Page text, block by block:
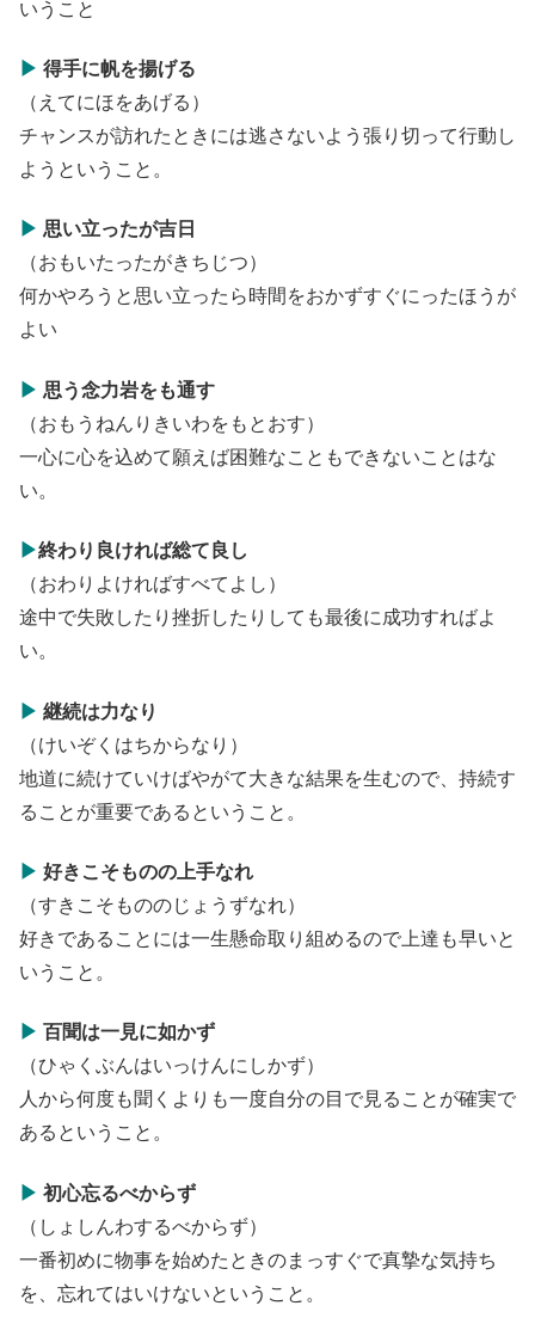
いうこと
▶ 得手に帆を揚げる
（えてにほをあげる）
チャンスが訪れたときには逃さないよう張り切って行動し
ようということ。
▶ 思い立ったが吉日
（おもいたったがきちじつ）
何かやろうと思い立ったら時間をおかずすぐにったほうが
よい
▶ 思う念力岩をも通す
（おもうねんりきいわをもとおす）
一心に心を込めて願えば困難なこともできないことはな
い。
▶終わり良ければ総て良し
（おわりよければすべてよし）
途中で失敗したり挫折したりしても最後に成功すればよ
い。
▶ 継続は力なり
（けいぞくはちからなり）
地道に続けていけばやがて大きな結果を生むので、持続す
ることが重要であるということ。
▶ 好きこそものの上手なれ
（すきこそもののじょうずなれ）
好きであることには一生懸命取り組めるので上達も早いと
いうこと。
▶ 百聞は一見に如かず
（ひゃくぶんはいっけんにしかず）
人から何度も聞くよりも一度自分の目で見ることが確実で
あるということ。
▶ 初心忘るべからず
（しょしんわするべからず）
一番初めに物事を始めたときのまっすぐで真摯な気持ち
を、忘れてはいけないということ。